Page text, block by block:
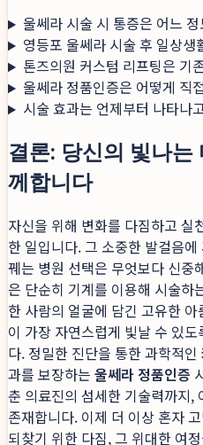
울쎄라 시술 시 통증은 어느
영등포 울쎄라 시술 후 일상생
톤즈의원 커스텀 리프팅은 기
울쎄라 정품인증은 어떻게 직
시술 효과는 언제부터 나타나
결론: 당신의 빛나
께합니다
자신을 위해 변화를 다짐하고 실
한 일입니다. 그 소중한 발걸음
꿰는 병원 선택은 무엇보다 신중
은 단순히 기계를 이용해 시술하
한 사람의 얼굴에 담긴 고유한
이 가장 자연스럽게 빛날 수 있
다. 정밀한 진단을 통한 과학적인
과를 보장하는 울쎄라 정품인증
춘 의료진의 섬세한 기술력까지,
존재합니다. 이제 더 이상 혼자
되찾기 위한 다짐, 그 위대한 여